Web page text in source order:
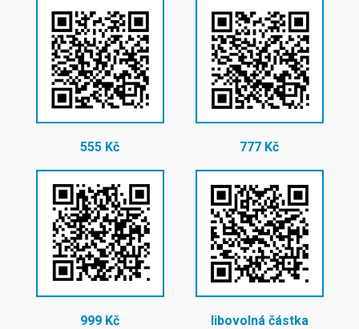
555 Kč 777 Kč
999 Kč libovolná částka